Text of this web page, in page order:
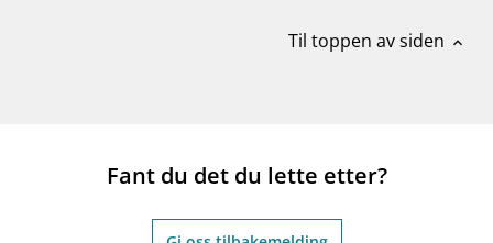
Til toppen av siden expand_less
Fant du det du lette etter?